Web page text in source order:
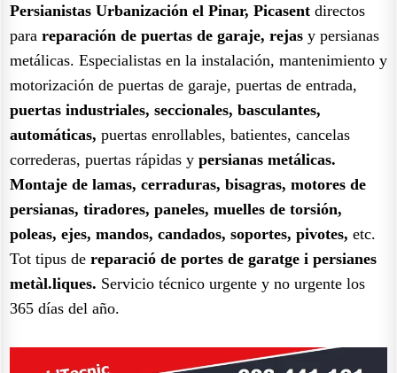
Persianistas Urbanización el Pinar, Picasent directos
para reparación de puertas de garaje, rejas y persianas
metálicas. Especialistas en la instalación, mantenimiento y
motorización de puertas de garaje, puertas de entrada,
puertas industriales, seccionales, basculantes,
automáticas, puertas enrollables, batientes, cancelas
correderas, puertas rápidas y persianas metálicas.
Montaje de lamas, cerraduras, bisagras, motores de
persianas, tiradores, paneles, muelles de torsión,
poleas, ejes, mandos, candados, soportes, pivotes, etc.
Tot tipus de reparació de portes de garatge i persianes
metàl.liques. Servicio técnico urgente y no urgente los
365 días del año.